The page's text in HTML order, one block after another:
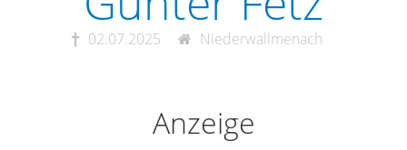
02.07.2025 Niederwallmenach
Anzeige